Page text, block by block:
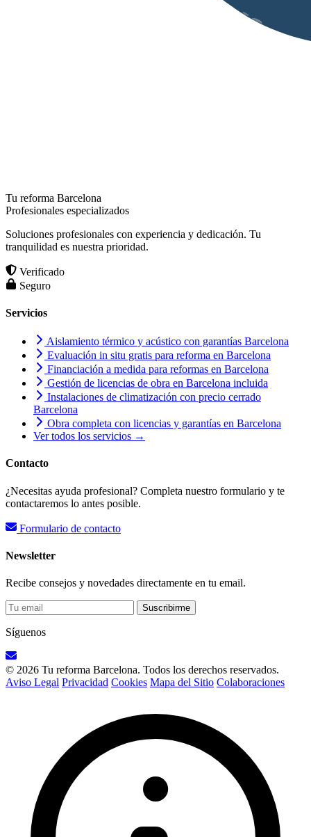
Tu reforma Barcelona
Profesionales especializados
Soluciones profesionales con experiencia y dedicación. Tu
tranquilidad es nuestra prioridad.
Verificado
Seguro
Servicios
Aislamiento térmico y acústico con garantías Barcelona
Evaluación in situ gratis para reforma en Barcelona
Financiación a medida para reformas en Barcelona
Gestión de licencias de obra en Barcelona incluida
Instalaciones de climatización con precio cerrado
Barcelona
Obra completa con licencias y garantías en Barcelona
Ver todos los servicios →
Contacto
¿Necesitas ayuda profesional? Completa nuestro formulario y te
contactaremos lo antes posible.
Formulario de contacto
Newsletter
Recibe consejos y novedades directamente en tu email.
Suscribirme
Síguenos
© 2026 Tu reforma Barcelona. Todos los derechos reservados.
Aviso Legal Privacidad Cookies Mapa del Sitio Colaboraciones